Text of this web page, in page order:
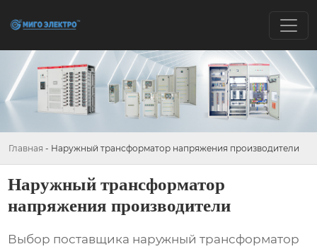
Главная - Наружный трансформатор напряжения производители
Наружный трансформатор
напряжения производители
Выбор поставщика наружный трансформатор